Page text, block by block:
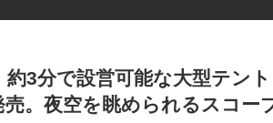
約3分で設営可能な大型テン
売。夜空を眺められるスコー